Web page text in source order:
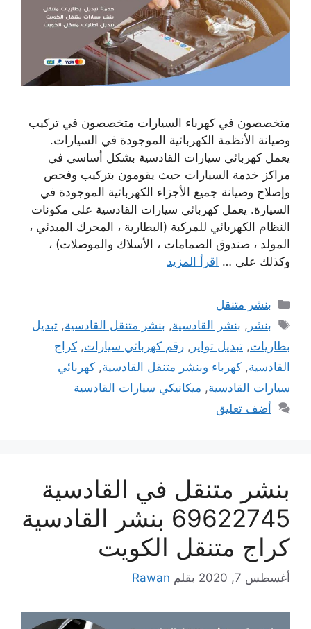
متخصصون في كهرباء السيارات متخصصون في تركيب
وصيانة الأنظمة الكهربائية الموجودة في السيارات.
يعمل كهربائي سيارات القادسية بشكل أساسي في
مراكز خدمة السيارات حيث يقومون بتركيب وفحص
وإصلاح وصيانة جميع الأجزاء الكهربائية الموجودة في
السيارة. يعمل كهربائي سيارات القادسية على مكونات
النظام الكهربائي للمركبة (البطارية ، المحرك المبدئي ،
المولد ، صندوق الصمامات ، الأسلاك والموصلات) ،
وكذلك على … اقرأ المزيد
التصنيفات
بنشر متنقل
الوسوم
بنشر , بنشر القادسية, بنشر متنقل القادسية,تبديل
بطاريات, تبديل تواير , رقم كهربائي سيارات, كراج
القادسية, كهرباء وبنشر متنقل القادسية, كهربائي
سيارات القادسية, ميكانيكي سيارات القادسية
أضف تعليق
بنشر متنقل في القادسية
69622745 بنشر القادسية
كراج متنقل الكويت
أغسطس 7, 2020 بقلم Rawan